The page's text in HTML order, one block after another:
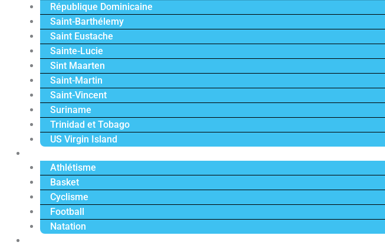
République Dominicaine
Saint-Barthélemy
Saint Eustache
Sainte-Lucie
Sint Maarten
Saint-Martin
Saint-Vincent
Suriname
Trinidad et Tobago
US Virgin Island
Athlétisme
Basket
Cyclisme
Football
Natation